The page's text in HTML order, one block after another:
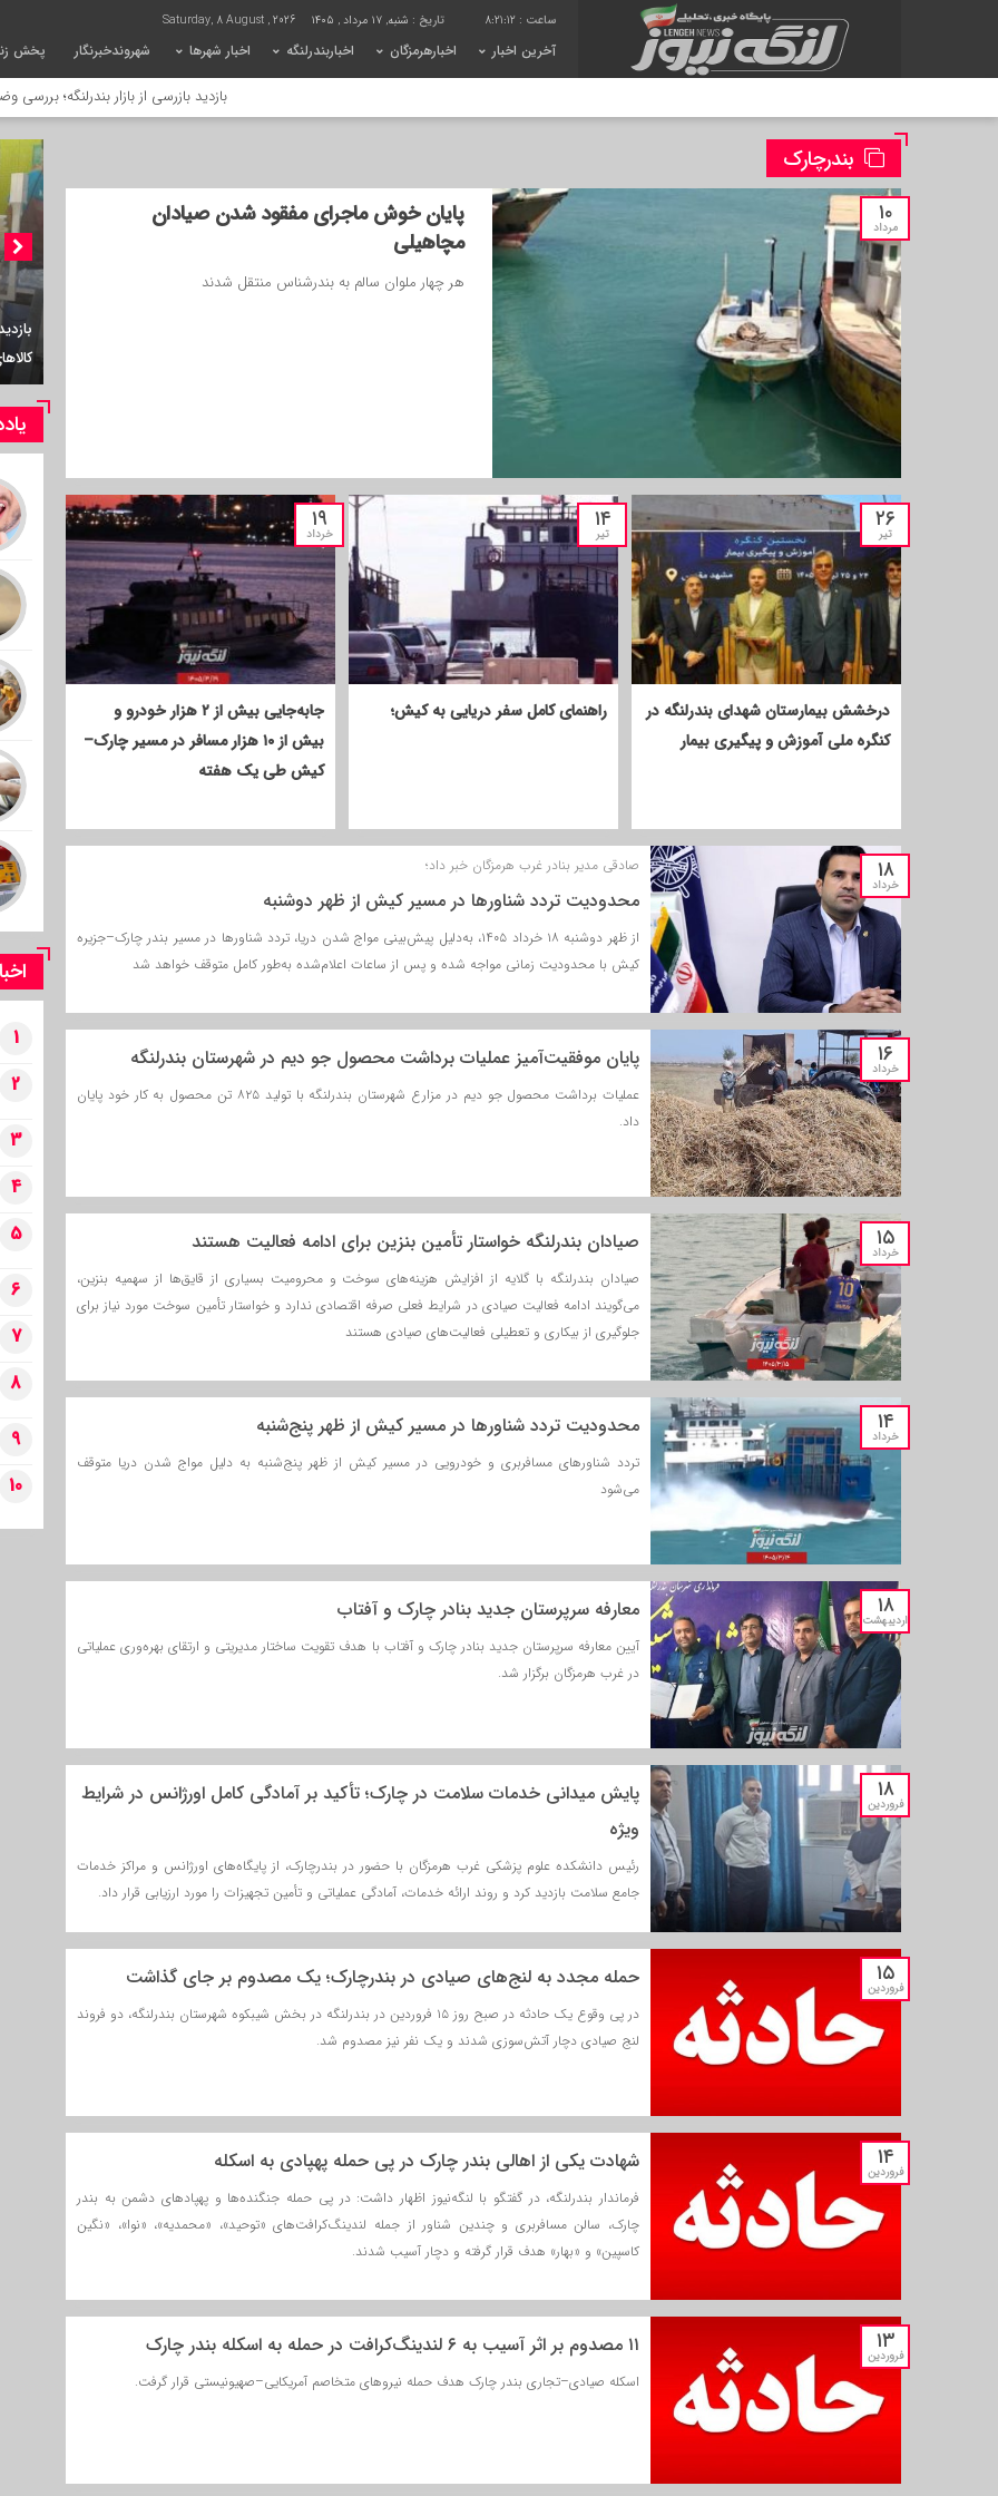
8:21:13 تاریخ : شنبه, ۱۷ مرداد , ۱۴۰۵ Saturday, 8 August , 2026
آخرین اخبار اخبارهرمزگان اخباربندرلنگه اخبار شهرها شهروندخبرنگار پخش
بازدید بازرسی از بازار بندرلنگه؛ بررسی وضعیت
بندرچارک
۱۰
مرداد
پایان خوش ماجرای مفقود شدن صیادان
مچاهیلی
هر چهار ملوان سالم به بندرشناس منتقل شدند
۲۶
تیر
درخشش بیمارستان شهدای بندرلنگه در
کنگره ملی آموزش و پیگیری بیمار
۱۴
تیر
راهنمای کامل سفر دریایی به کیش؛
۱۹
خرداد
جابه‌جایی بیش از ۲ هزار خودرو و
بیش از ۱۰ هزار مسافر در مسیر چارک–
کیش طی یک هفته
۱۸
خرداد
صادقی مدیر بنادر غرب هرمزگان خبر داد؛
محدودیت تردد شناورها در مسیر کیش از ظهر دوشنبه
از ظهر دوشنبه ۱۸ خرداد ۱۴۰۵، به‌دلیل پیش‌بینی مواج شدن دریا، تردد شناورها در مسیر بندر چارک–جزیره
کیش با محدودیت زمانی مواجه شده و پس از ساعات اعلام‌شده به‌طور کامل متوقف خواهد شد
۱۶
خرداد پایان موفقیت‌آمیز عملیات برداشت محصول جو دیم در شهرستان بندرلنگه
عملیات برداشت محصول جو دیم در مزارع شهرستان بندرلنگه با تولید ۸۲۵ تن محصول به کار خود پایان
داد.
۱۵
خرداد صیادان بندرلنگه خواستار تأمین بنزین برای ادامه فعالیت هستند
صیادان بندرلنگه با گلایه از افزایش هزینه‌های سوخت و محرومیت بسیاری از قایق‌ها از سهمیه بنزین،
می‌گویند ادامه فعالیت صیادی در شرایط فعلی صرفه اقتصادی ندارد و خواستار تأمین سوخت مورد نیاز برای
جلوگیری از بیکاری و تعطیلی فعالیت‌های صیادی هستند
۱۴
خرداد محدودیت تردد شناورها در مسیر کیش از ظهر پنج‌شنبه
تردد شناورهای مسافربری و خودرویی در مسیر کیش از ظهر پنج‌شنبه به دلیل مواج شدن دریا متوقف
می‌شود
۱۸
اردیبهشت معارفه سرپرستان جدید بنادر چارک و آفتاب
آیین معارفه سرپرستان جدید بنادر چارک و آفتاب با هدف تقویت ساختار مدیریتی و ارتقای بهره‌وری عملیاتی
در غرب هرمزگان برگزار شد.
۱۸
فروردین
پایش میدانی خدمات سلامت در چارک؛ تأکید بر آمادگی کامل اورژانس در شرایط
ویژه
رئیس دانشکده علوم پزشکی غرب هرمزگان با حضور در بندرچارک، از پایگاه‌های اورژانس و مراکز خدمات
جامع سلامت بازدید کرد و روند ارائه خدمات، آمادگی عملیاتی و تأمین تجهیزات را مورد ارزیابی قرار داد.
۱۵
فروردین حمله مجدد به لنج‌های صیادی در بندرچارک؛ یک مصدوم بر جای گذاشت
در پی وقوع یک حادثه در صبح روز ۱۵ فروردین در بندرلنگه در بخش شیبکوه شهرستان بندرلنگه، دو فروند
لنج صیادی دچار آتش‌سوزی شدند و یک نفر نیز مصدوم شد.
۱۴
فروردین شهادت یکی از اهالی بندر چارک در پی حمله پهپادی به اسکله
فرماندار بندرلنگه، در گفتگو با لنگه‌نیوز اظهار داشت: در پی حمله جنگنده‌ها و پهپادهای دشمن به بندر
چارک، سالن مسافربری و چندین شناور از جمله لندینگ‌کرافت‌های «توحید»، «محمدیه»، «نوا»، «نگین
کاسپین» و «بهار» هدف قرار گرفته و دچار آسیب شدند.
۱۳
فروردین ۱۱ مصدوم بر اثر آسیب به ۶ لندینگ‌کرافت در حمله به اسکله بندر چارک
اسکله صیادی–تجاری بندر چارک هدف حمله نیروهای متخاصم آمریکایی–صهیونیستی قرار گرفت.
بازدید بازرسی از بازار بندرلنگه؛ بررسی وضعیت موجودی و توزیع
کالاهای اساسی در شهرستان
1
2
3
4
5
6
7
8
9
10